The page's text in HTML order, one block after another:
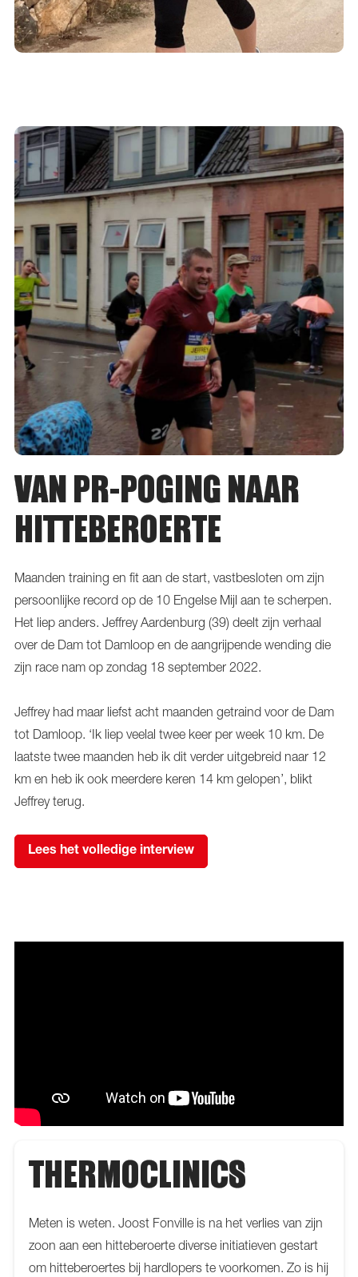
VAN PR-POGING NAAR
HITTEBEROERTE
Maanden training en fit aan de start, vastbesloten om zijn
persoonlijke record op de 10 Engelse Mijl aan te scherpen.
Het liep anders. Jeffrey Aardenburg (39) deelt zijn verhaal
over de Dam tot Damloop en de aangrijpende wending die
zijn race nam op zondag 18 september 2022.
Jeffrey had maar liefst acht maanden getraind voor de Dam
tot Damloop. ‘Ik liep veelal twee keer per week 10 km. De
laatste twee maanden heb ik dit verder uitgebreid naar 12
km en heb ik ook meerdere keren 14 km gelopen’, blikt
Jeffrey terug.
Lees het volledige interview
THERMOCLINICS
Meten is weten. Joost Fonville is na het verlies van zijn
zoon aan een hitteberoerte diverse initiatieven gestart
om hitteberoertes bij hardlopers te voorkomen. Zo is hij